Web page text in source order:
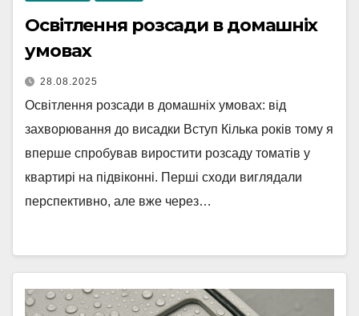
Освітлення розсади в домашніх
умовах
28.08.2025
Освітлення розсади в домашніх умовах: від
захворювання до висадки Вступ Кілька років тому я
вперше спробував виростити розсаду томатів у
квартирі на підвіконні. Перші сходи виглядали
перспективно, але вже через…